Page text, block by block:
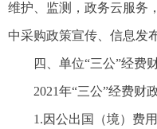
维护、监测，政务云服务
中采购政策宣传、信息发
四、单位“三公”经费
2021年“三公”经费财
1.因公出国（境）费